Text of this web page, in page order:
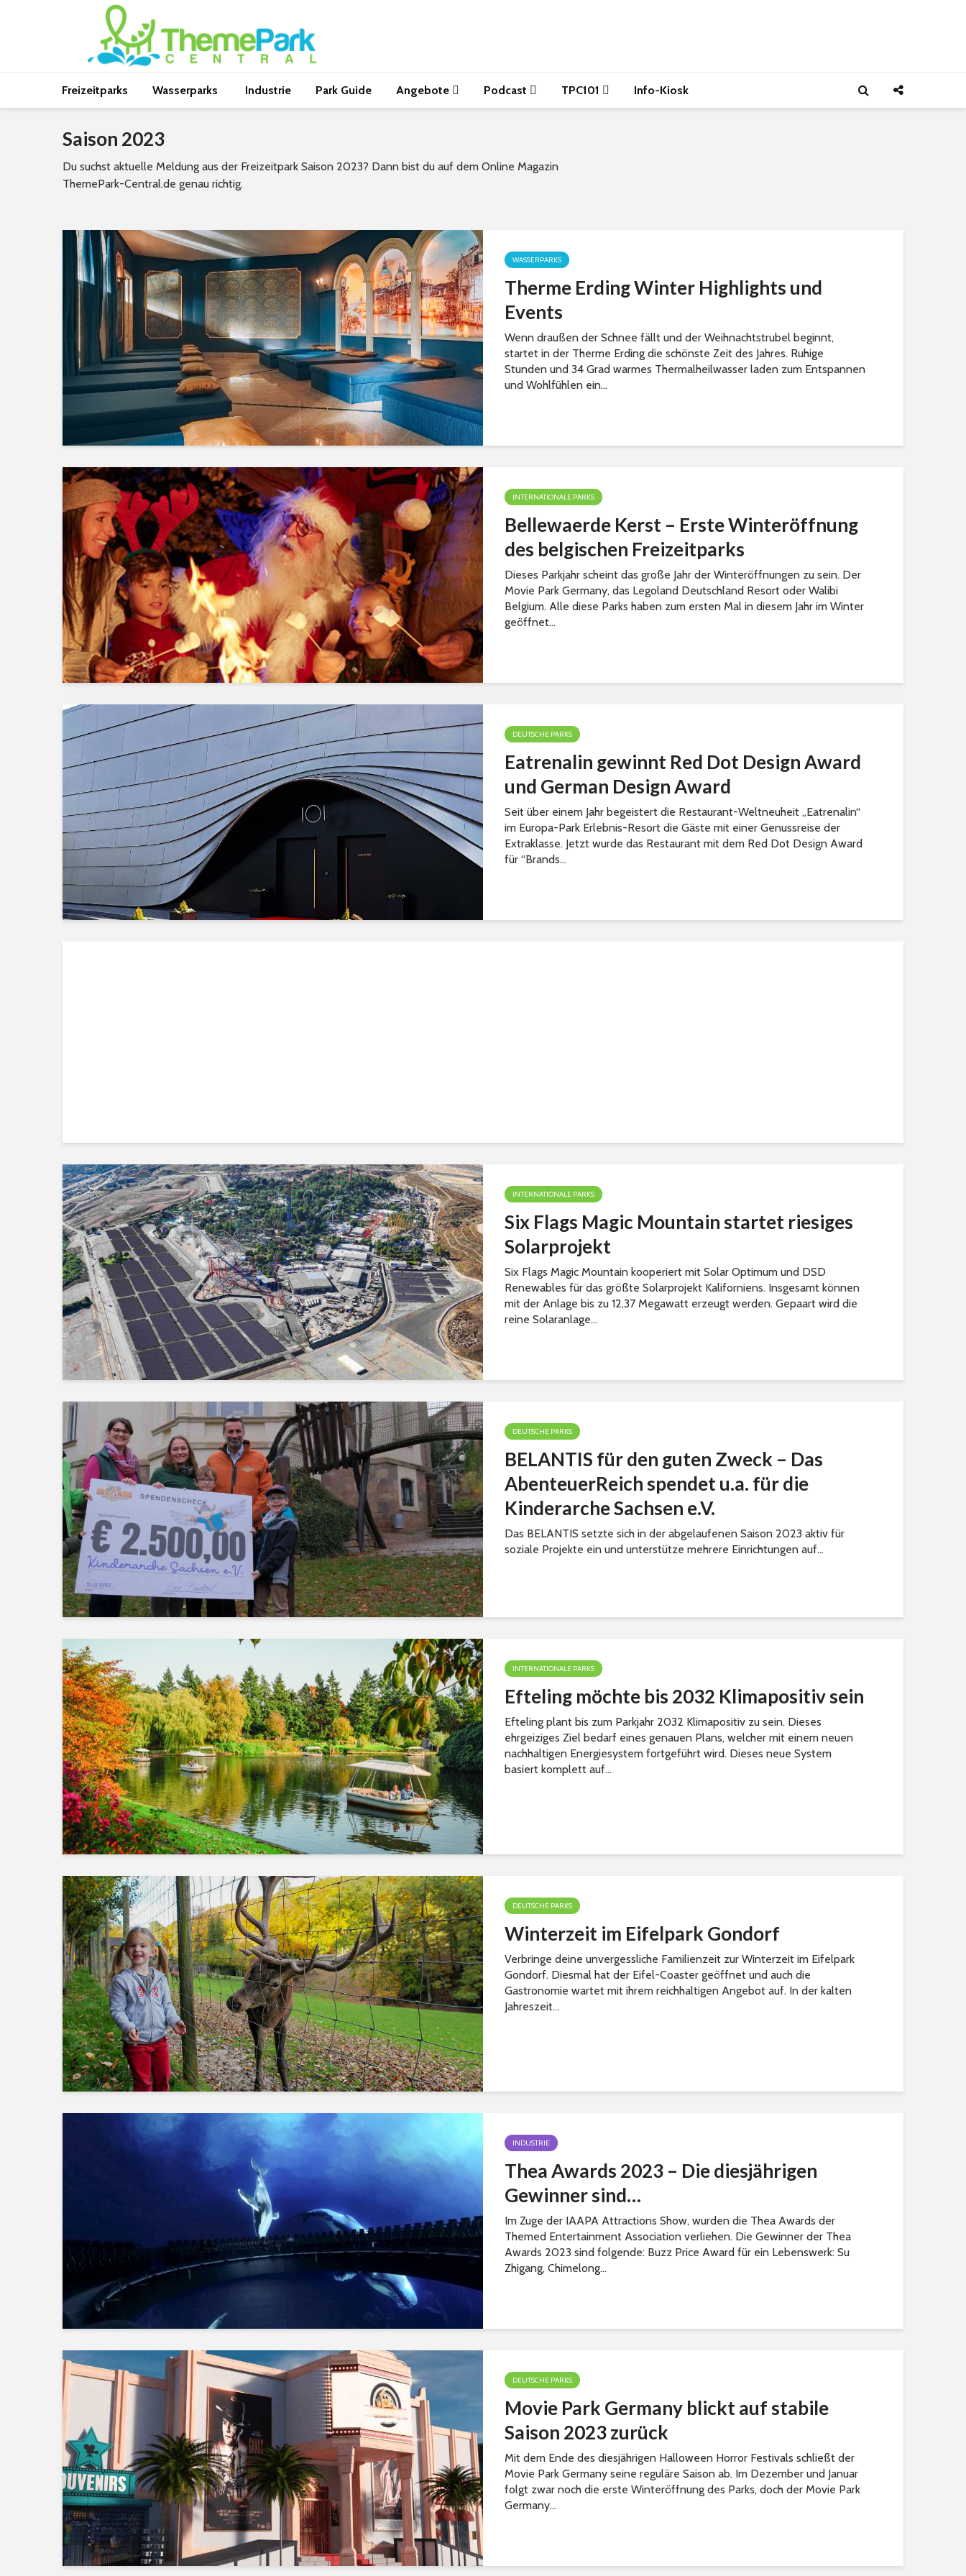
Freizeitparks Wasserparks Industrie Park Guide Angebote Podcast TPC101 Info-Kiosk
Saison 2023
Du suchst aktuelle Meldung aus der Freizeitpark Saison 2023? Dann bist du auf dem Online Magazin
ThemePark-Central.de genau richtig.
WASSERPARKS
Therme Erding Winter Highlights und
Events
Wenn draußen der Schnee fällt und der Weihnachtstrubel beginnt,
startet in der Therme Erding die schönste Zeit des Jahres. Ruhige
Stunden und 34 Grad warmes Thermalheilwasser laden zum Entspannen
und Wohlfühlen ein...
INTERNATIONALE PARKS
Bellewaerde Kerst – Erste Winteröffnung
des belgischen Freizeitparks
Dieses Parkjahr scheint das große Jahr der Winteröffnungen zu sein. Der
Movie Park Germany, das Legoland Deutschland Resort oder Walibi
Belgium. Alle diese Parks haben zum ersten Mal in diesem Jahr im Winter
geöffnet...
DEUTSCHE PARKS
Eatrenalin gewinnt Red Dot Design Award
und German Design Award
Seit über einem Jahr begeistert die Restaurant-Weltneuheit „Eatrenalin“
im Europa-Park Erlebnis-Resort die Gäste mit einer Genussreise der
Extraklasse. Jetzt wurde das Restaurant mit dem Red Dot Design Award
für “Brands...
INTERNATIONALE PARKS
Six Flags Magic Mountain startet riesiges
Solarprojekt
Six Flags Magic Mountain kooperiert mit Solar Optimum und DSD
Renewables für das größte Solarprojekt Kaliforniens. Insgesamt können
mit der Anlage bis zu 12,37 Megawatt erzeugt werden. Gepaart wird die
reine Solaranlage...
DEUTSCHE PARKS
BELANTIS für den guten Zweck – Das
AbenteuerReich spendet u.a. für die
Kinderarche Sachsen e.V.
Das BELANTIS setzte sich in der abgelaufenen Saison 2023 aktiv für
soziale Projekte ein und unterstütze mehrere Einrichtungen auf...
INTERNATIONALE PARKS
Efteling möchte bis 2032 Klimapositiv sein
Efteling plant bis zum Parkjahr 2032 Klimapositiv zu sein. Dieses
ehrgeiziges Ziel bedarf eines genauen Plans, welcher mit einem neuen
nachhaltigen Energiesystem fortgeführt wird. Dieses neue System
basiert komplett auf...
DEUTSCHE PARKS
Winterzeit im Eifelpark Gondorf
Verbringe deine unvergessliche Familienzeit zur Winterzeit im Eifelpark
Gondorf. Diesmal hat der Eifel-Coaster geöffnet und auch die
Gastronomie wartet mit ihrem reichhaltigen Angebot auf. In der kalten
Jahreszeit...
INDUSTRIE
Thea Awards 2023 – Die diesjährigen
Gewinner sind…
Im Zuge der IAAPA Attractions Show, wurden die Thea Awards der
Themed Entertainment Association verliehen. Die Gewinner der Thea
Awards 2023 sind folgende: Buzz Price Award für ein Lebenswerk: Su
Zhigang, Chimelong...
DEUTSCHE PARKS
Movie Park Germany blickt auf stabile
Saison 2023 zurück
Mit dem Ende des diesjährigen Halloween Horror Festivals schließt der
Movie Park Germany seine reguläre Saison ab. Im Dezember und Januar
folgt zwar noch die erste Winteröffnung des Parks, doch der Movie Park
Germany...